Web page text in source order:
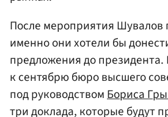
После мероприятия Шувалов
именно они хотели бы
предложения до президента.
к сентябрю бюро высшего
под руководствомБориса
три доклада, которые будут